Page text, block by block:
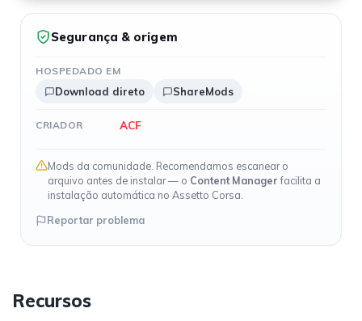
Segurança & origem
HOSPEDADO EM
Download direto ShareMods
CRIADOR ACF
Mods da comunidade. Recomendamos escanear o
arquivo antes de instalar — o Content Managerfacilita a
instalação automática no Assetto Corsa.
Reportar problema
Recursos